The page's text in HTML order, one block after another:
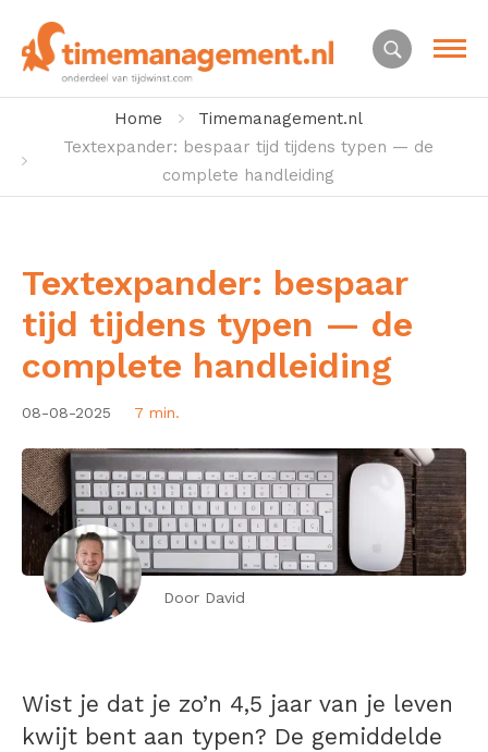
Home
Timemanagement.nl
Textexpander: bespaar tijd tijdens typen — de
complete handleiding
Textexpander: bespaar
tijd tijdens typen — de
complete handleiding
08-08-2025 7 min.
Door David
Wist je dat je zo’n 4,5 jaar van je leven
kwijt bent aan typen? De gemiddelde